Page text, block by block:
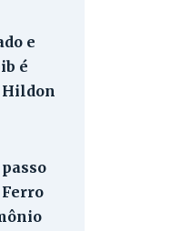
e
é
Hildon